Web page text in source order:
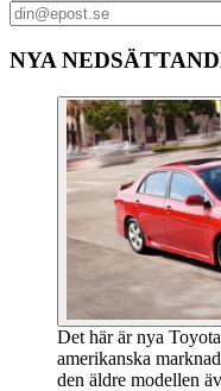
NYA
Det här är nya
amerikanska
den äldre modellen